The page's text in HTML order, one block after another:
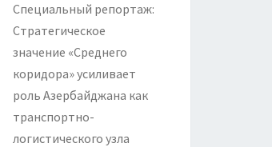
Специальный репортаж:
Стратегическое
значение «Среднего
коридора» усиливает
роль Азербайджана как
транспортно-
логистического узла